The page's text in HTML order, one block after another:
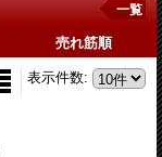
一覧
売れ筋順
表示件数: